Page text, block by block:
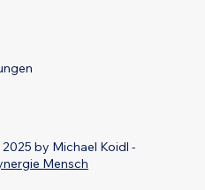
by Michael Koidl -
Mensch